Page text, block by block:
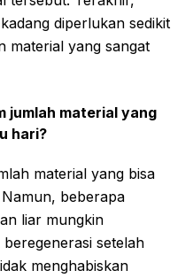
diperlukan sedikit
material yang sangat
jumlah material yang
hari?
material yang bisa
beberapa
liar mungkin
setelah
menghabiskan